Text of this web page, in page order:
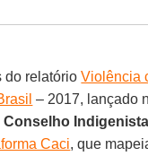
do relatórioViolência
– 2017, lançado
Conselho
Caci, que